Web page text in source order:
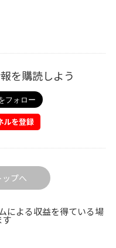
を購読しよう
プへ
による収益を得ている場
す